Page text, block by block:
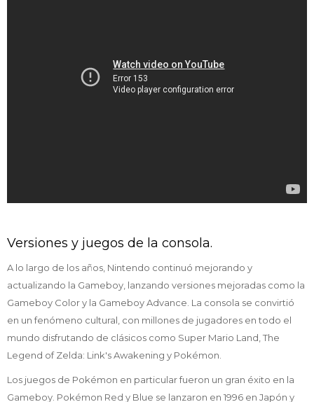
Versiones y juegos de la consola.
A lo largo de los años, Nintendo continuó mejorando y
actualizando la Gameboy, lanzando versiones mejoradas como la
Gameboy Color y la Gameboy Advance. La consola se convirtió
en un fenómeno cultural, con millones de jugadores en todo el
mundo disfrutando de clásicos como Super Mario Land, The
Legend of Zelda: Link's Awakening y Pokémon.
Los juegos de Pokémon en particular fueron un gran éxito en la
Gameboy. Pokémon Red y Blue se lanzaron en 1996 en Japón y